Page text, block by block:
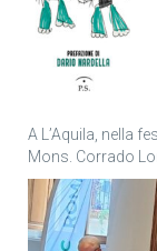
A L’Aquila, nella
Mons. Corrado